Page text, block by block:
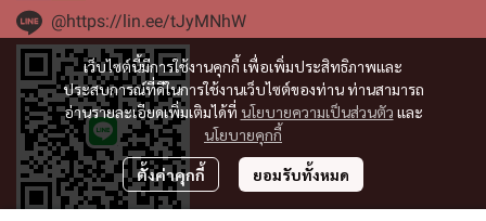
เว็บไซต์นี้มีการใช้งานคุกกี้ เพื่อเพิ่มประสิทธิภาพและ
ประสบการณ์ที่ดีในการใช้งานเว็บไซต์ของท่าน ท่านสามารถ
อ่านรายละเอียดเพิ่มเติมได้ที่ นโยบายความเป็นส่วนตัว และ
นโยบายคุกกี้
ตั้งค่าคุกกี้ ยอมรับทั้งหมด
@https://lin.ee/tJyMNhW